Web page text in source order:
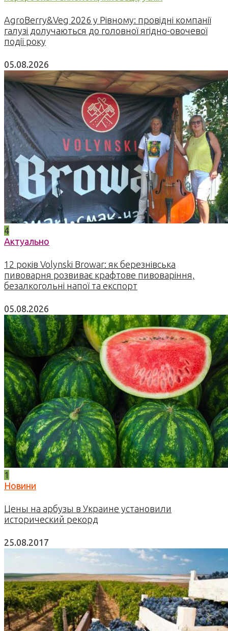
AgroBerry&Veg 2026 у Рівному: провідні компанії
галузі долучаються до головної ягідно-овочевої
події року
05.08.2026
4
Актуально
12 років Volynski Browar: як березнівська
пивоварня розвиває крафтове пивоваріння,
безалкогольні напої та експорт
05.08.2026
1
Новини
Цены на арбузы в Украине установили
исторический рекорд
25.08.2017